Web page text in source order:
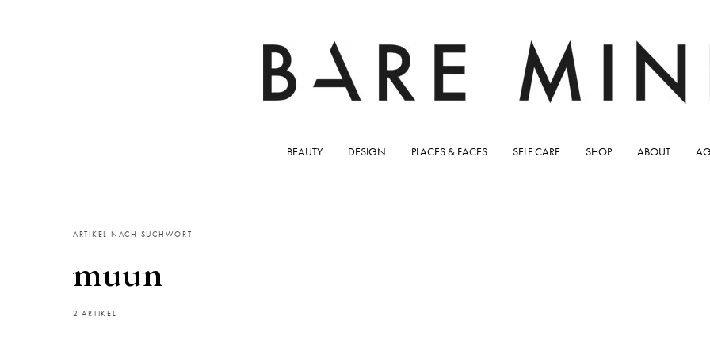
BEAUTY DESIGN PLACES & FACES SELF CARE SHOP ABOUT
ARTIKEL NACH SUCHWORT
muun
2 ARTIKEL